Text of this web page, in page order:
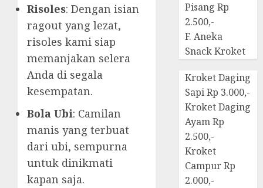
Risoles: Dengan isian
ragout yang lezat,
risoles kami siap
memanjakan selera
Anda di segala
kesempatan.
Bola Ubi: Camilan
manis yang terbuat
dari ubi, sempurna
untuk dinikmati
kapan saja.
Pisang Rp
2.500,-
F. Aneka
Snack Kroket
Kroket Daging
Sapi Rp 3.000,-
Kroket Daging
Ayam Rp
2.500,-
Kroket
Campur Rp
2.000,-